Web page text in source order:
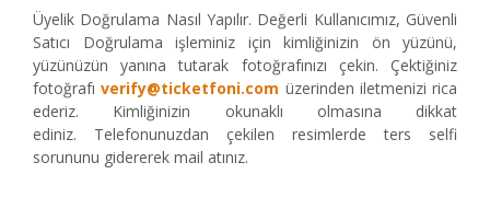
Sahne
Mekanlar
Diğer
Spor
Üyelik Doğrulama Nasıl Yapılır. Değerli Kullanıcımız, Güvenli
Satıcı Doğrulama işleminiz için kimliğinizin ön yüzünü,
yüzünüzün yanına tutarak fotoğrafınızı çekin. Çektiğiniz
fotoğrafıverify@ticketfoni.com üzerinden iletmenizi rica
ederiz. Kimliğinizin okunaklı olmasına dikkat
ediniz. Telefonunuzdan çekilen resimlerde ters selfi
sorununu gidererek mail atınız.